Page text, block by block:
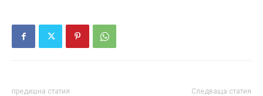
предишна статия Следваща статия